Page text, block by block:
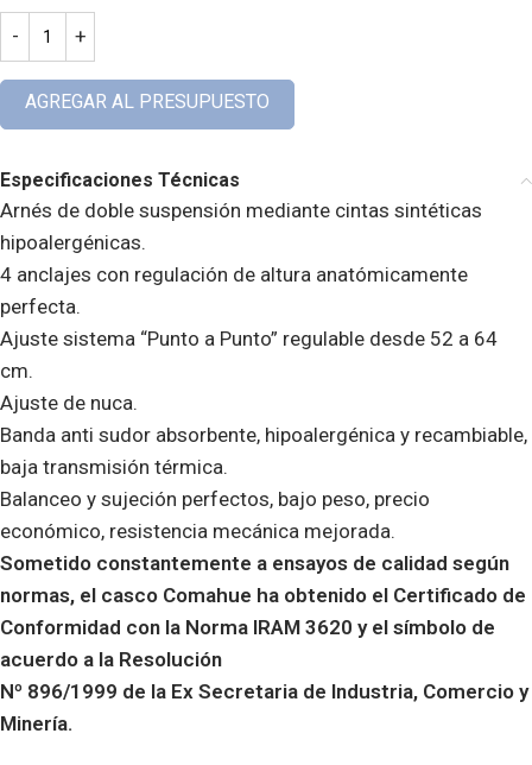
AGREGAR AL PRESUPUESTO
Especificaciones Técnicas
Arnés de doble suspensión mediante cintas sintéticas
hipoalergénicas.
4 anclajes con regulación de altura anatómicamente
perfecta.
Ajuste sistema “Punto a Punto” regulable desde 52 a 64
cm.
Ajuste de nuca.
Banda anti sudor absorbente, hipoalergénica y recambiable,
baja transmisión térmica.
Balanceo y sujeción perfectos, bajo peso, precio
económico, resistencia mecánica mejorada.
Sometido constantemente a ensayos de calidad según
normas, el casco Comahue ha obtenido el Certificado de
Conformidad con la Norma IRAM 3620 y el símbolo de
acuerdo a la Resolución
Nº 896/1999 de la Ex Secretaria de Industria, Comercio y
Minería.